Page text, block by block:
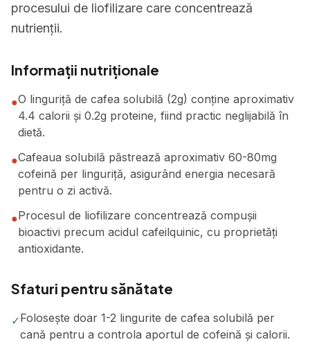
procesului de liofilizare care concentrează
nutrienții.
Informații nutriționale
●O linguriță de cafea solubilă (2g) conține aproximativ
4.4 calorii și 0.2g proteine, fiind practic neglijabilă în
dietă.
●Cafeaua solubilă păstrează aproximativ 60-80mg
cofeină per linguriță, asigurând energia necesară
pentru o zi activă.
●Procesul de liofilizare concentrează compușii
bioactivi precum acidul cafeilquinic, cu proprietăți
antioxidante.
Sfaturi pentru sănătate
✓Folosește doar 1-2 lingurite de cafea solubilă per
cană pentru a controla aportul de cofeină și calorii.